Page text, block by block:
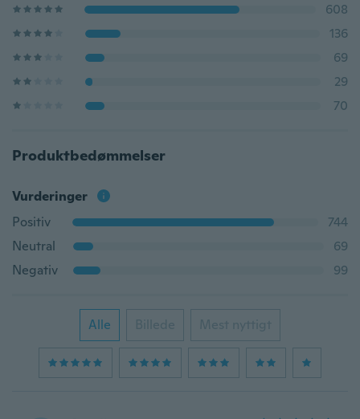
608
136
69
29
70
Produktbedømmelser
Vurderinger
Positiv
744
Neutral
69
Negativ
99
Alle Billede Mest nyttigt